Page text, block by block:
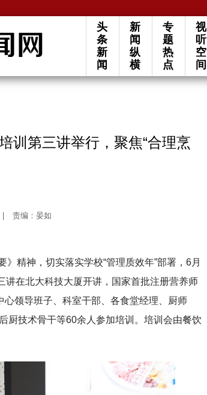
头
条
新
闻
新
闻
纵
横
专
题
热
点
视
听
空
间
训第三讲举行，聚焦“合理烹
责编：晏如
》精神，切实落实学校“管理质效年”部署，6月
讲在北大科技大厦开讲，国家首批注册营养师
心领导班子、科室干部、各食堂经理、厨师
厨技术骨干等60余人参加培训。培训会由餐饮